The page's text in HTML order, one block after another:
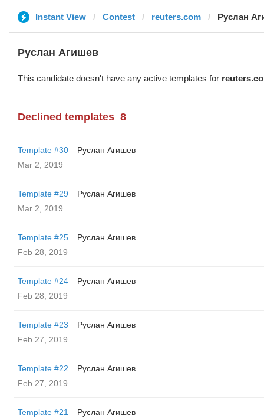
Instant View Contest reuters.com Руслан
Руслан Агишев
This candidate doesn't have any active templates for
Declined templates 8
Template #30
Руслан Агишев
Mar 2, 2019
Template #29
Руслан Агишев
Mar 2, 2019
Template #25
Руслан Агишев
Feb 28, 2019
Template #24
Руслан Агишев
Feb 28, 2019
Template #23
Руслан Агишев
Feb 27, 2019
Template #22
Руслан Агишев
Feb 27, 2019
Template #21
Руслан Агишев